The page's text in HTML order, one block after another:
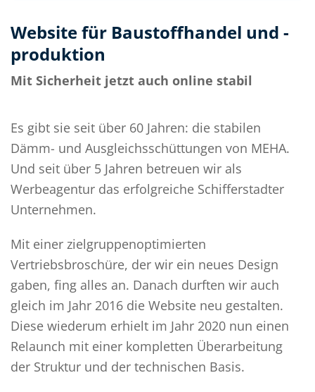
Website für Baustoffhandel und -
produktion
Mit Sicherheit jetzt auch online stabil
Es gibt sie seit über 60 Jahren: die stabilen
Dämm- und Ausgleichsschüttungen von MEHA.
Und seit über 5 Jahren betreuen wir als
Werbeagentur das erfolgreiche Schifferstadter
Unternehmen.
Mit einer zielgruppenoptimierten
Vertriebsbroschüre, der wir ein neues Design
gaben, fing alles an. Danach durften wir auch
gleich im Jahr 2016 die Website neu gestalten.
Diese wiederum erhielt im Jahr 2020 nun einen
Relaunch mit einer kompletten Überarbeitung
der Struktur und der technischen Basis.